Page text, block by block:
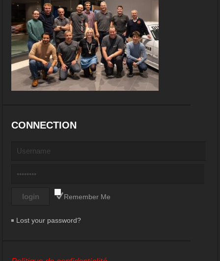
CONNECTION
Remember Me
Lost your password?